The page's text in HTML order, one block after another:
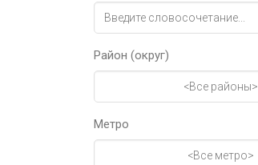
Район (округ)
<Все районы>
Метро
<Все метро>